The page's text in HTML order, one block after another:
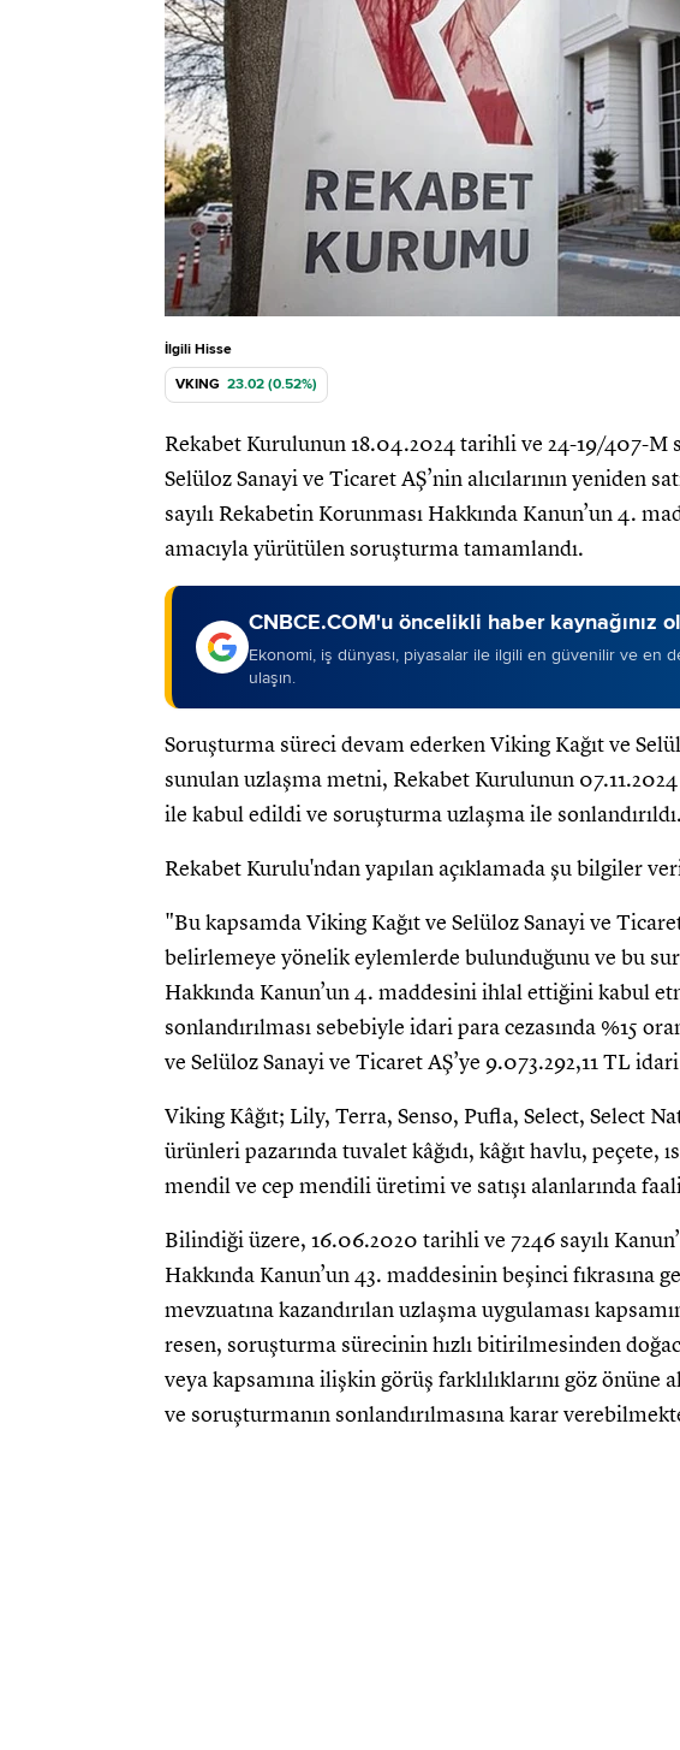
İlgili Hisse
VKING 23.02 (0.52%)
Rekabet Kurulunun 18.04.2024 tarihli ve 24-19/407-M
Selüloz Sanayi ve Ticaret AŞ’nin alıcılarının yeniden
sayılı Rekabetin Korunması Hakkında Kanun’un 4.
amacıyla yürütülen soruşturma tamamlandı.
CNBCE.COM'u öncelikli haber kaynağınız
Ekonomi, iş dünyası, piyasalar ile ilgili en güvenilir ve en
ulaşın.
Soruşturma süreci devam ederken Viking Kağıt ve
sunulan uzlaşma metni, Rekabet Kurulunun
ile kabul edildi ve soruşturma uzlaşma ile sonlandırıldı.
Rekabet Kurulu'ndan yapılan açıklamada şu bilgiler
"Bu kapsamda Viking Kağıt ve Selüloz Sanayi ve
belirlemeye yönelik eylemlerde bulunduğunu ve bu
Hakkında Kanun’un 4. maddesini ihlal ettiğini kabul
sonlandırılması sebebiyle idari para cezasında %15
ve Selüloz Sanayi ve Ticaret AŞ’ye 9.073.292,11 TL
Viking Kâğıt; Lily, Terra, Senso, Pufla, Select, Select
ürünleri pazarında tuvalet kâğıdı, kâğıt havlu, peçete,
mendil ve cep mendili üretimi ve satışı alanlarında
Bilindiği üzere, 16.06.2020 tarihli ve 7246 sayılı
Hakkında Kanun’un 43. maddesinin beşinci
mevzuatına kazandırılan uzlaşma uygulaması
resen, soruşturma sürecinin hızlı bitirilmesinden
veya kapsamına ilişkin görüş farklılıklarını göz
ve soruşturmanın sonlandırılmasına karar